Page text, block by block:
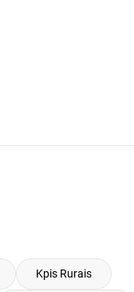
Kpis Rurais